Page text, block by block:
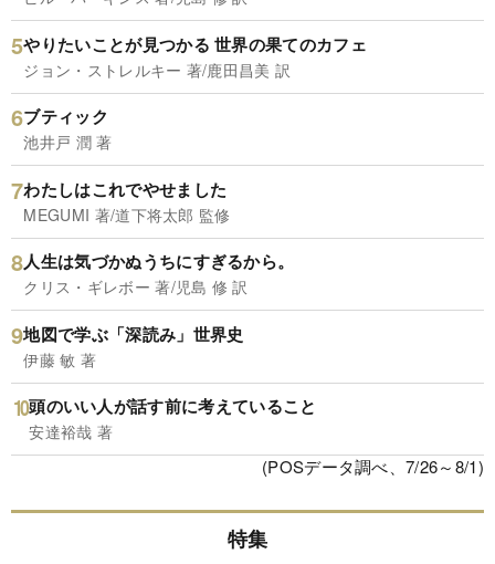
やりたいことが見つかる 世界の果てのカフェ
ジョン・ストレルキー 著/鹿田昌美 訳
ブティック
池井戸 潤 著
わたしはこれでやせました
MEGUMI 著/道下将太郎 監修
人生は気づかぬうちにすぎるから。
クリス・ギレボー 著/児島 修 訳
地図で学ぶ「深読み」世界史
伊藤 敏 著
頭のいい人が話す前に考えていること
安達裕哉 著
(POSデータ調べ、7/26～8/1)
特集